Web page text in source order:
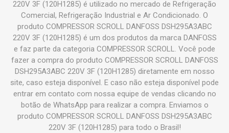
220V 3F (120H1285) é utilizado no mercado de Refrigeração
Comercial, Refrigeração Industrial e Ar Condicionado. O
produto COMPRESSOR SCROLL DANFOSS DSH295A3ABC
220V 3F (120H1285) é um dos produtos da marca DANFOSS
e faz parte da categoria COMPRESSOR SCROLL. Você pode
fazer a compra do produto COMPRESSOR SCROLL DANFOSS
DSH295A3ABC 220V 3F (120H1285) diretamente em nosso
site, caso esteja disponível. E caso não esteja disponível pode
entrar em contato com nossa equipe de vendas clicando no
botão de WhatsApp para realizar a compra. Enviamos o
produto COMPRESSOR SCROLL DANFOSS DSH295A3ABC
220V 3F (120H1285) para todo o Brasil!